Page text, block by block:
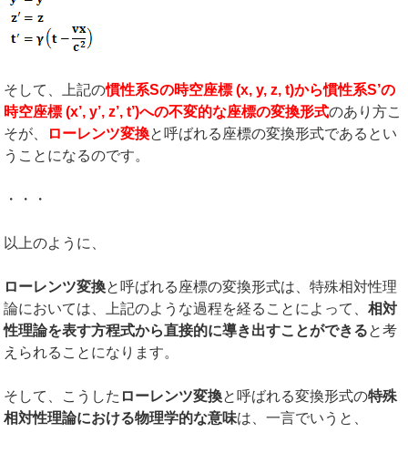
そして、上記の慣性系Sの時空座標 (x, y, z, t)から慣性系S’の
時空座標 (x’, y’, z’, t’)への不変的な座標の変換形式のあり方こ
そが、
ローレンツ変換と呼ばれる座標の変換形式であるとい
うことになるのです。
・・・
以上のように、
ローレンツ変換と呼ばれる座標の変換形式は、特殊相対性理
論においては、上記のような過程を経ることによって、相対
性理論を表す方程式から直接的に導き出すことができると考
えられることになります。
そして、こうした ローレンツ変換と呼ばれる変換形式の特殊
相対性理論における物理学的な意味は、一言でいうと、